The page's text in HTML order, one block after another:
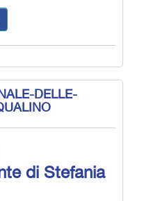
DELLE-
di Stefania